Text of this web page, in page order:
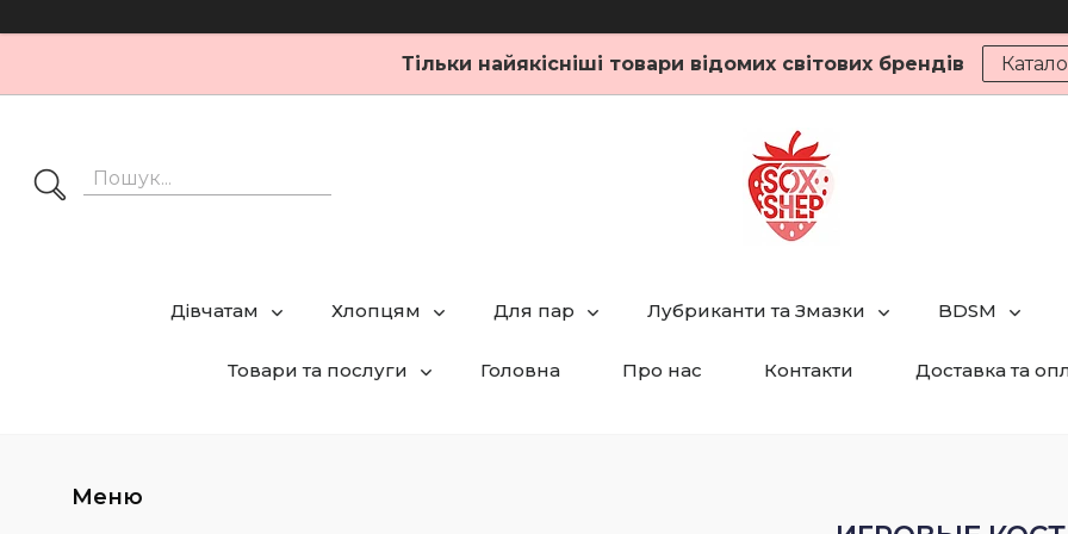
Тільки найякісніші товари відомих світових брендів
Дівчатам Хлопцям Для пар Лубриканти та Змазки BDSM
Товари та послуги Головна Про нас Контакти Доставка та